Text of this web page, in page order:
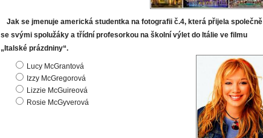
Jak se jmenuje americká studentka na fotografii č.4, která přijela společně
se svými spolužáky a třídní profesorkou na školní výlet do Itálie ve filmu
„Italské prázdniny“.
Lucy McGrantová
Izzy McGregorová
Lizzie McGuireová
Rosie McGyverová